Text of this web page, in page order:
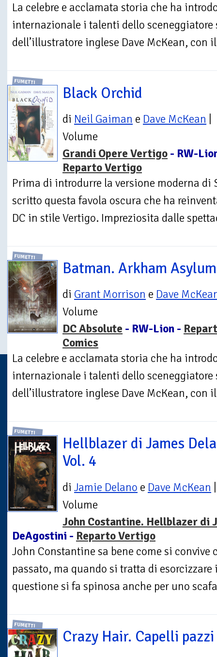
La celebre e acclamata storia che ha
internazionale i talenti dello sceneggiatore
dell’illustratore inglese Dave McKean, con
FUMETTI
Black Orchid
di Neil Gaiman e Dave McKean
Volume
Grandi Opere Vertigo - RW-
Reparto Vertigo
Prima di introdurre la versione moderna di
scritto questa favola oscura che ha
DC in stile Vertigo. Impreziosita dalle
FUMETTI
Batman. Arkham Asylum
di Grant Morrison e Dave
Volume
DC Absolute - RW-Lion -
Comics
La celebre e acclamata storia che ha
internazionale i talenti dello sceneggiatore
dell’illustratore inglese Dave McKean, con
FUMETTI
Hellblazer di James
Vol. 4
di Jamie Delano e Dave McKean
Volume
John Costantine. Hellblazer di
DeAgostini - Reparto Vertigo
John Constantine sa bene come si
passato, ma quando si tratta di esorcizzare
questione si fa spinosa anche per uno
FUMETTI
Crazy Hair. Capelli pazzi